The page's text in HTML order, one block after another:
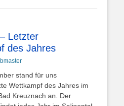
Letzter
des Jahres
stand für uns
Wettkampf des Jahres im
Kreuznach an. Der